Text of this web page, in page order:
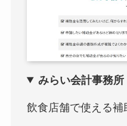
みらい会計事務所
飲食店舗で使える補